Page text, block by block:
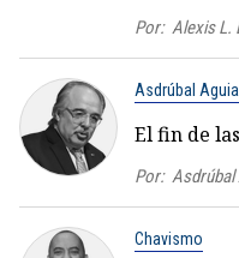
Por: Alexis L.
Asdrúbal
El fin de
Por: Asdrúbal
Chavismo